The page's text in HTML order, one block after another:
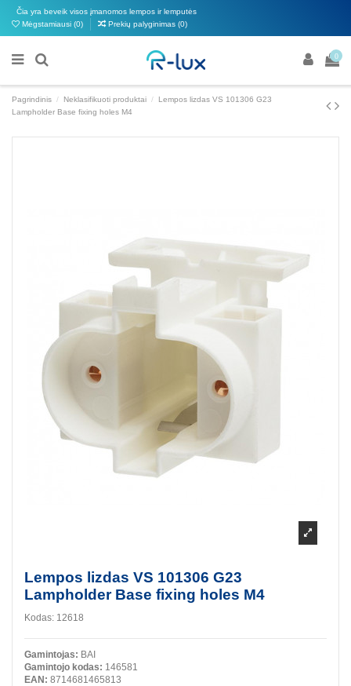
Čia yra beveik visos įmanomos lempos ir lemputės
Mėgstamiausi (0) Prekių palyginimas (0)
0
Pagrindinis Neklasifikuoti produktai
Lempos lizdas VS 101306 G23
Lampholder Base fixing holes M4
Lempos lizdas VS 101306 G23
Lampholder Base fixing holes M4
Kodas: 12618
Gamintojas: BAI
Gamintojo kodas: 146581
EAN: 8714681465813